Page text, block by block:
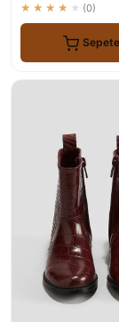
★★★★★ (0)